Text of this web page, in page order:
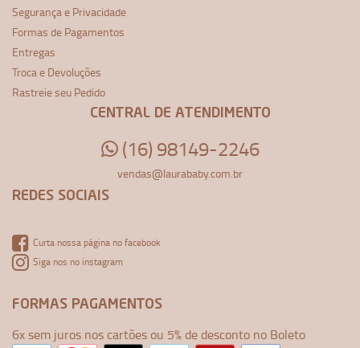
Segurança e Privacidade
Formas de Pagamentos
Entregas
Troca e Devoluções
Rastreie seu Pedido
CENTRAL DE ATENDIMENTO
(16) 98149-2246
vendas@laurababy.com.br
REDES SOCIAIS
Curta nossa página no facebook
Siga nos no instagram
FORMAS PAGAMENTOS
6x sem juros nos cartões ou 5% de desconto no Boleto